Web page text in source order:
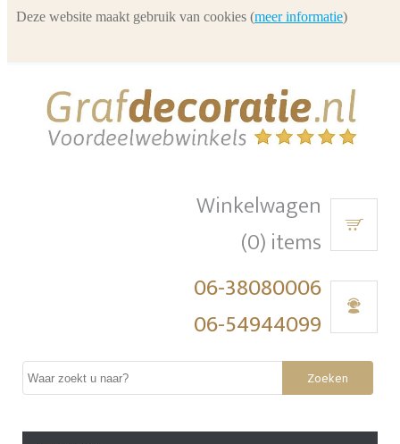
Winkelwagen
(0) items
06-38080006
06-54944099
Zoeken
Deze website maakt gebruik van cookies (meer informatie)